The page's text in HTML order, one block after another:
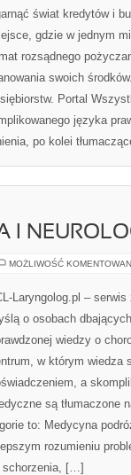
świat kredytów i
gdzie w jednym
rozsądnego
swoich
Portal
języka
po kolei
I
MOŻLIWOŚĆ
Laryngolog.pl –
o osobach
wiedzy o
w którym wiedza
a
są tłumaczone
to: Medycyna
rozumieniu
schorzenia, […]